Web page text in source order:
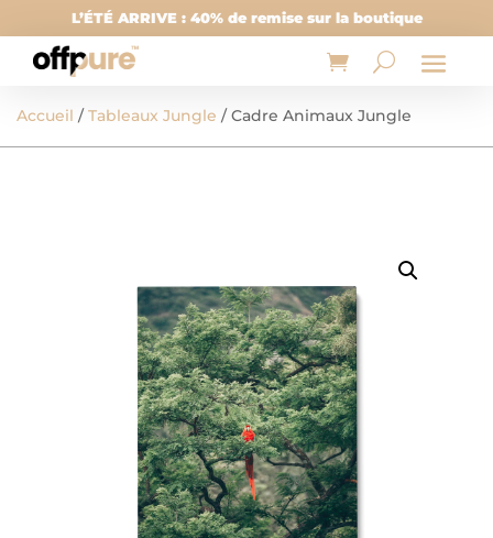
L’ÉTÉ ARRIVE : 40% de remise sur la boutique
Accueil /Tableaux Jungle / Cadre Animaux Jungle